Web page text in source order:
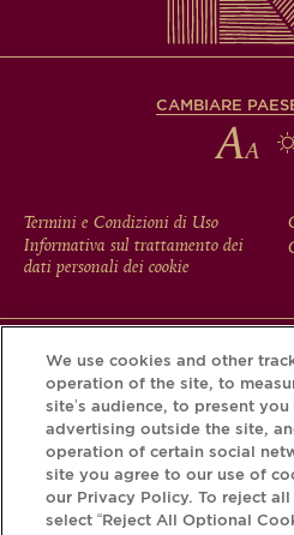
CAMBIARE
FOOTER
MENU
Termini e Condizioni di Uso
Informativa sul trattamento dei
dati personali dei cookie
Scarichi l'app Krug e scopra la
la sua bottiglia
We use cookies and other
operation of the site, to
site’s audience, to present
advertising outside the site,
operation of certain social
site you agree to our use of
our Privacy Policy. To reject
select “Reject All Optional